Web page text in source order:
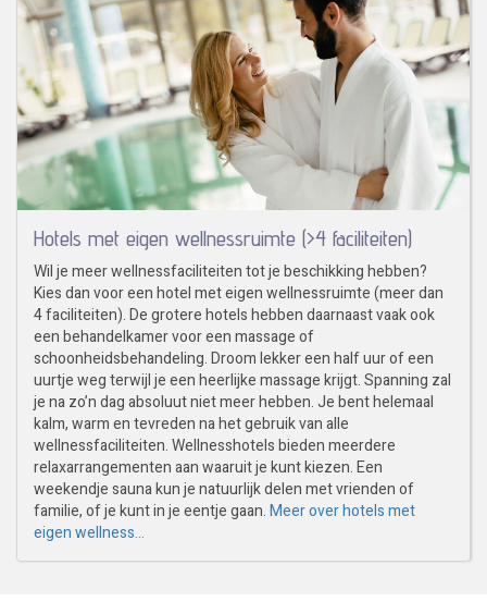
Hotels met eigen wellnessruimte (>4 faciliteiten)
Wil je meer wellnessfaciliteiten tot je beschikking hebben?
Kies dan voor een hotel met eigen wellnessruimte (meer dan
4 faciliteiten). De grotere hotels hebben daarnaast vaak ook
een behandelkamer voor een massage of
schoonheidsbehandeling. Droom lekker een half uur of een
uurtje weg terwijl je een heerlijke massage krijgt. Spanning zal
je na zo’n dag absoluut niet meer hebben. Je bent helemaal
kalm, warm en tevreden na het gebruik van alle
wellnessfaciliteiten. Wellnesshotels bieden meerdere
relaxarrangementen aan waaruit je kunt kiezen. Een
weekendje sauna kun je natuurlijk delen met vrienden of
familie, of je kunt in je eentje gaan.Meer over hotels met
eigen wellness...